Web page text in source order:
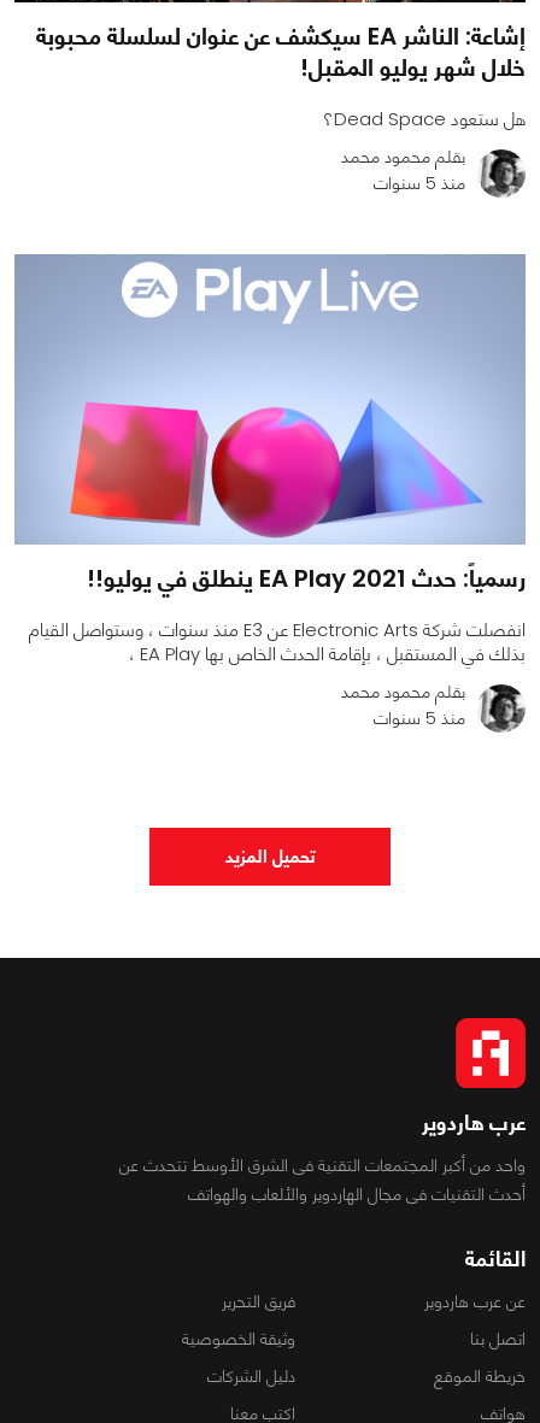
0
إشاعة: الناشر EA سيكشف عن عنوان لسلسلة محبوبة
خلال شهر يوليو المقبل!
هل ستعود Dead Space؟
بقلم محمود محمد
منذ 5 سنوات
رسمياً: حدث EA Play 2021 ينطلق في يوليو!!
انفصلت شركة Electronic Arts عن E3 منذ سنوات ، وستواصل القيام
بذلك في المستقبل ، بإقامة الحدث الخاص بها EA Play ،
بقلم محمود محمد
منذ 5 سنوات
تحميل المزيد
عرب هاردوير
واحد من أكبر المجتمعات التقنية فى الشرق الأوسط تتحدث عن
أحدث التقنيات فى مجال الهاردوير والألعاب والهواتف
القائمة
عن عرب هاردوير
فريق التحرير
اتصل بنا
وثيقة الخصوصية
خريطة الموقع
دليل الشركات
هواتف
اكتب معنا